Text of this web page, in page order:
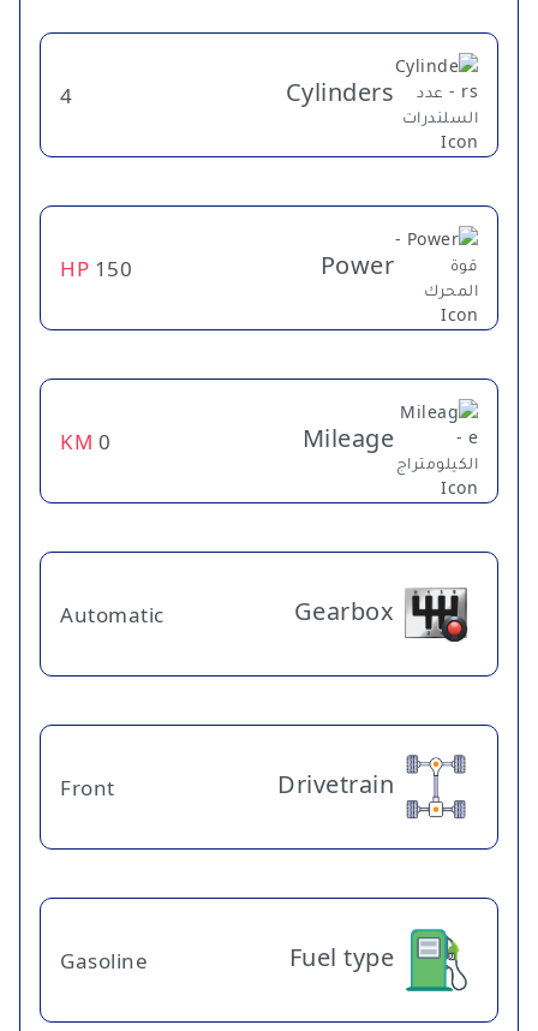
Cylinders
4
Power
150
HP
Mileage
0
KM
Gearbox
Automatic
Drivetrain
Front
Fuel type
Gasoline